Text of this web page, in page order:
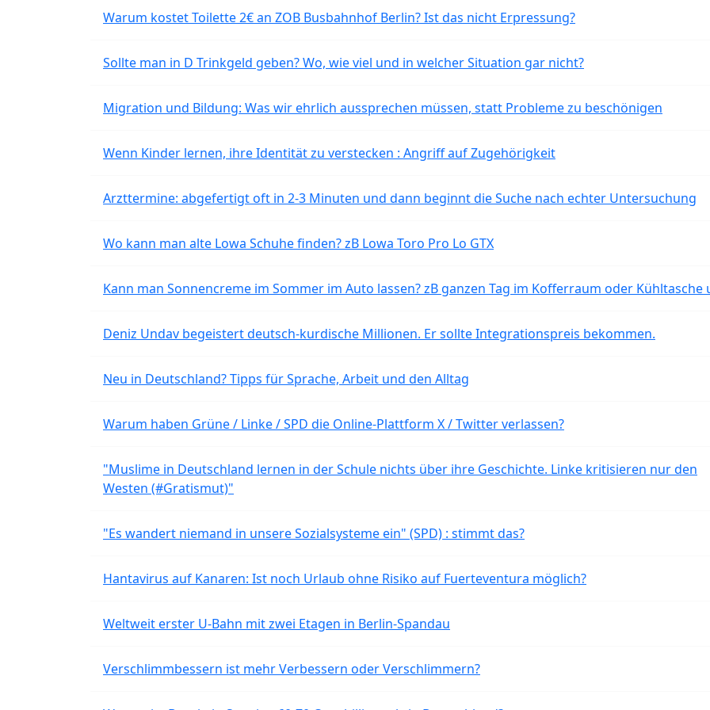
Warum kostet Toilette 2€ an ZOB Busbahnhof Berlin? Ist das nicht Erpressung?
Sollte man in D Trinkgeld geben? Wo, wie viel und in welcher Situation gar nicht?
Migration und Bildung: Was wir ehrlich aussprechen müssen, statt Probleme zu beschönigen
Wenn Kinder lernen, ihre Identität zu verstecken : Angriff auf Zugehörigkeit
Arzttermine: abgefertigt oft in 2-3 Minuten und dann beginnt die Suche nach echter Untersuchung
Wo kann man alte Lowa Schuhe finden? zB Lowa Toro Pro Lo GTX
Kann man Sonnencreme im Sommer im Auto lassen? zB ganzen Tag im Kofferraum oder Kühltasche
Deniz Undav begeistert deutsch-kurdische Millionen. Er sollte Integrationspreis bekommen.
Neu in Deutschland? Tipps für Sprache, Arbeit und den Alltag
Warum haben Grüne / Linke / SPD die Online-Plattform X / Twitter verlassen?
"Muslime in Deutschland lernen in der Schule nichts über ihre Geschichte. Linke kritisieren nur den
Westen (#Gratismut)"
"Es wandert niemand in unsere Sozialsysteme ein" (SPD) : stimmt das?
Hantavirus auf Kanaren: Ist noch Urlaub ohne Risiko auf Fuerteventura möglich?
Weltweit erster U-Bahn mit zwei Etagen in Berlin-Spandau
Verschlimmbessern ist mehr Verbessern oder Verschlimmern?